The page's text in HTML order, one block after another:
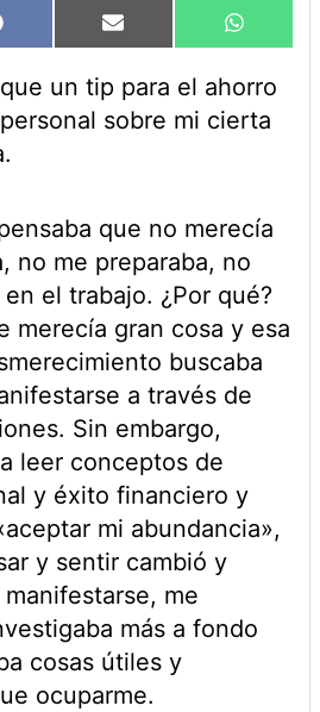
Compartir
en
Facebook Compartir
en
Email
en
un tip para el ahorro
sobre mi cierta
que no merecía
no me preparaba, no
el trabajo. ¿Por qué?
merecía gran cosa y esa
buscaba
a través de
Sin embargo,
leer conceptos de
y éxito financiero y
mi abundancia»,
y sentir cambió y
me
más a fondo
cosas útiles y
ocuparme.